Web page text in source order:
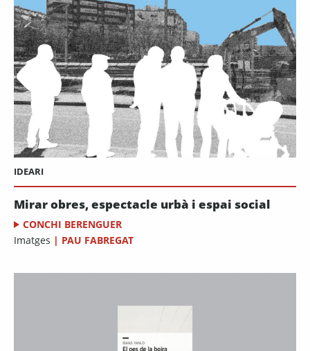
IDEARI
Mirar obres, espectacle urbà i espai social
CONCHI BERENGUER
Imatges | PAU FABREGAT